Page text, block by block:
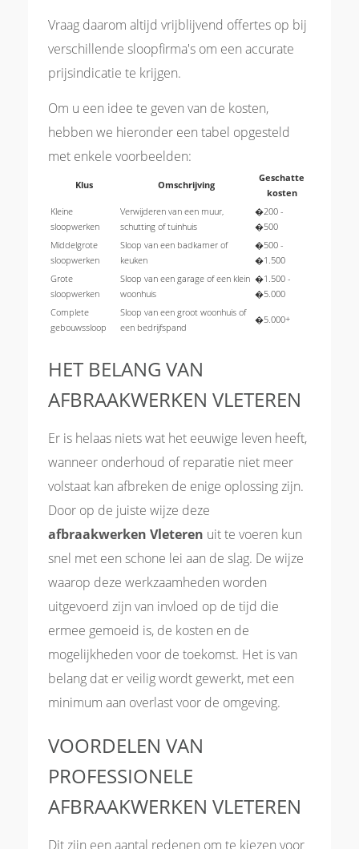
Vraag daarom altijd vrijblijvend offertes op bij
verschillende sloopfirma's om een accurate
prijsindicatie te krijgen.
Om u een idee te geven van de kosten,
hebben we hieronder een tabel opgesteld
met enkele voorbeelden:
Klus Omschrijving
Geschatte
kosten
Kleine
sloopwerken
Verwijderen van een muur,
schutting of tuinhuis
�200 -
�500
Middelgrote
sloopwerken
Sloop van een badkamer of
keuken
�500 -
�1.500
Grote
sloopwerken
Sloop van een garage of een klein
woonhuis
�1.500 -
�5.000
Complete
gebouwssloop
Sloop van een groot woonhuis of
een bedrijfspand
�5.000+
HET BELANG VAN
AFBRAAKWERKEN VLETEREN
Er is helaas niets wat het eeuwige leven heeft,
wanneer onderhoud of reparatie niet meer
volstaat kan afbreken de enige oplossing zijn.
Door op de juiste wijze deze
afbraakwerken Vleteren uit te voeren kun
snel met een schone lei aan de slag. De wijze
waarop deze werkzaamheden worden
uitgevoerd zijn van invloed op de tijd die
ermee gemoeid is, de kosten en de
mogelijkheden voor de toekomst. Het is van
belang dat er veilig wordt gewerkt, met een
minimum aan overlast voor de omgeving.
VOORDELEN VAN
PROFESSIONELE
AFBRAAKWERKEN VLETEREN
Dit zijn een aantal redenen om te kiezen voor